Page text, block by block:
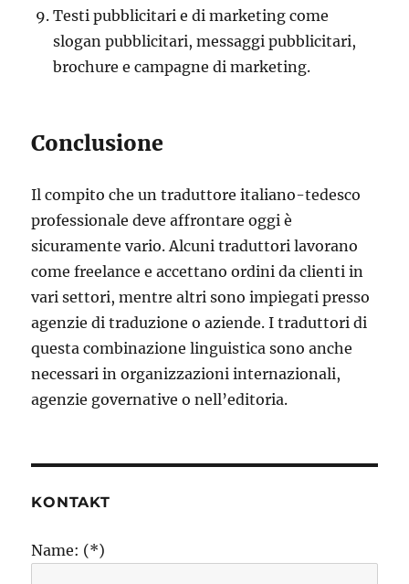
Testi pubblicitari e di marketing come
slogan pubblicitari, messaggi pubblicitari,
brochure e campagne di marketing.
Conclusione
Il compito che un traduttore italiano-tedesco
professionale deve affrontare oggi è
sicuramente vario. Alcuni traduttori lavorano
come freelance e accettano ordini da clienti in
vari settori, mentre altri sono impiegati presso
agenzie di traduzione o aziende. I traduttori di
questa combinazione linguistica sono anche
necessari in organizzazioni internazionali,
agenzie governative o nell’editoria.
KONTAKT
Name: (*)